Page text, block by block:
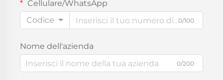
Cellulare/WhatsApp
Codice
0/100
Nome dell'azienda
0/200